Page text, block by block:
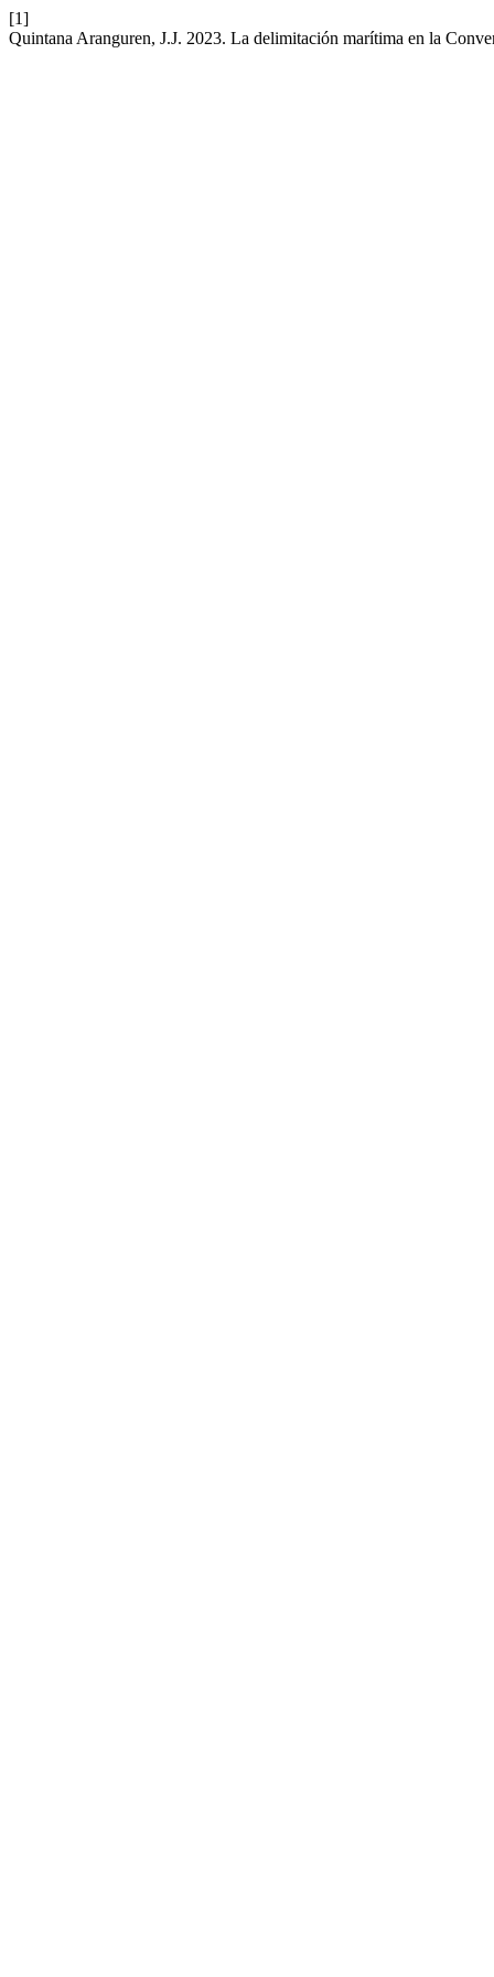
[1]
Quintana Aranguren, J.J. 2023. La delimitación marítima en la